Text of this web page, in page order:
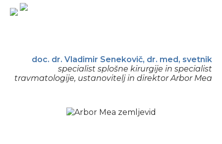
doc. dr. Vladimir Senekovič, dr. med, svetnik
specialist splošne kirurgije in specialist
travmatologije, ustanovitelj in direktor Arbor Mea